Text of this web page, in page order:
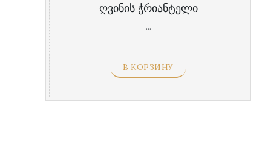
ღვინის ჭრიანტელი
...
В КОРЗИНУ